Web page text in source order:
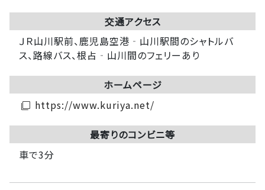
交通アクセス
ＪＲ山川駅前、鹿児島空港‐山川駅間のシャトルバ
ス、路線バス、根占‐山川間のフェリーあり
ホームページ
filter_none https://www.kuriya.net/
最寄りのコンビニ等
車で3分